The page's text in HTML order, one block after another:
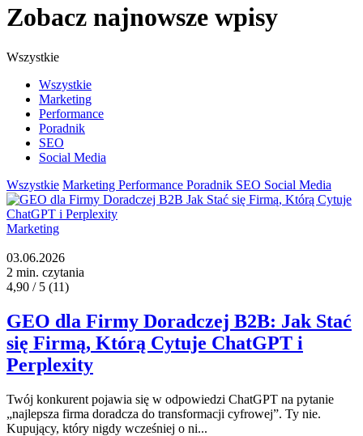
Zobacz najnowsze wpisy
Wszystkie
Wszystkie
Marketing
Performance
Poradnik
SEO
Social Media
Wszystkie Marketing Performance Poradnik SEO Social Media
Marketing
03.06.2026
2 min. czytania
4,90 / 5 (11)
GEO dla Firmy Doradczej B2B: Jak Stać
się Firmą, Którą Cytuje ChatGPT i
Perplexity
Twój konkurent pojawia się w odpowiedzi ChatGPT na pytanie
„najlepsza firma doradcza do transformacji cyfrowej”. Ty nie.
Kupujący, który nigdy wcześniej o ni...